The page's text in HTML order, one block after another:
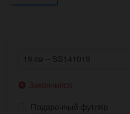
Закончился
Подарочный футляр